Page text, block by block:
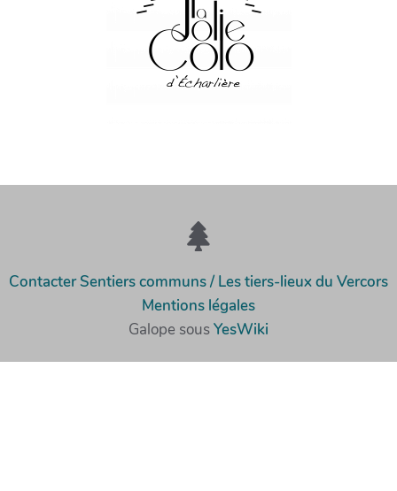
Contacter Sentiers communs / Les tiers-lieux du Vercors
Mentions légales
Galope sousYesWiki